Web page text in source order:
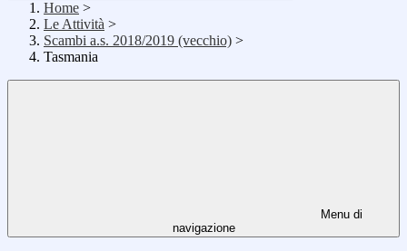
Home >
Le Attività >
Scambi a.s. 2018/2019 (vecchio) >
Tasmania
Menu di
navigazione